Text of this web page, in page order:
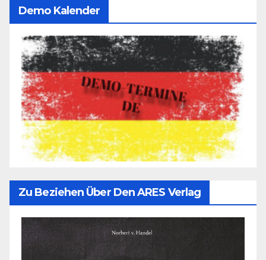
Demo Kalender
Zu Beziehen Über Den ARES Verlag